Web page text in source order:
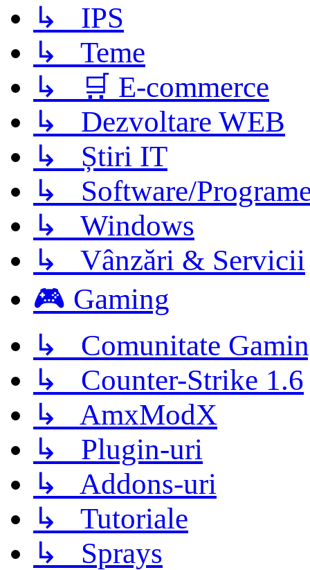
↳ IPS
↳ Teme
↳ 🛒 E-commerce
↳ Dezvoltare WEB
↳ Știri IT
↳ Software/
↳ Windows
↳ Vânzări & Servicii
🎮 Gaming
↳ Comunitate
↳ Counter-Strike 1.6
↳ AmxModX
↳ Plugin-uri
↳ Addons-uri
↳ Tutoriale
↳ Sprays